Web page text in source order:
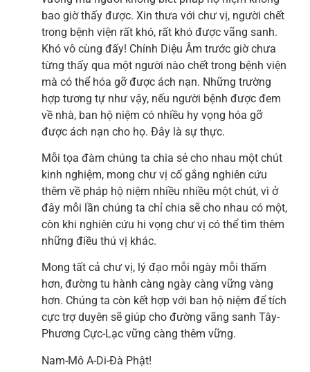
bao giờ thấy được. Xin thưa với chư vị, người chết
trong bệnh viện rất khó, rất khó được vãng sanh.
Khó vô cùng đấy! Chính Diệu Âm trước giờ chưa
từng thấy qua một người nào chết trong bệnh viện
mà có thể hóa gỡ được ách nạn. Những trường
hợp tương tự như vậy, nếu người bệnh được đem
về nhà, ban hộ niệm có nhiều hy vọng hóa gỡ
được ách nạn cho họ. Đây là sự thực.
Mỗi tọa đàm chúng ta chia sẻ cho nhau một chút
kinh nghiệm, mong chư vị cố gắng nghiên cứu
thêm về pháp hộ niệm nhiều nhiều một chút, vì ở
đây mỗi lần chúng ta chỉ chia sẽ cho nhau có một,
còn khi nghiên cứu hi vọng chư vị có thể tìm thêm
những điều thú vị khác.
Mong tất cả chư vị, lý đạo mỗi ngày mỗi thấm
hơn, đường tu hành càng ngày càng vững vàng
hơn. Chúng ta còn kết hợp với ban hộ niệm để tích
cực trợ duyên sẽ giúp cho đường vãng sanh Tây-
Phương Cực-Lạc vững càng thêm vững.
Nam-Mô A-Di-Đà Phật!